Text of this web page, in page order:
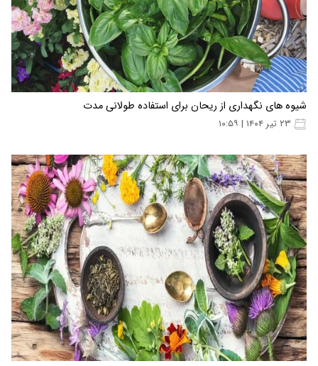
شیوه های نگهداری از ریحان برای استفاده طولانی مدت